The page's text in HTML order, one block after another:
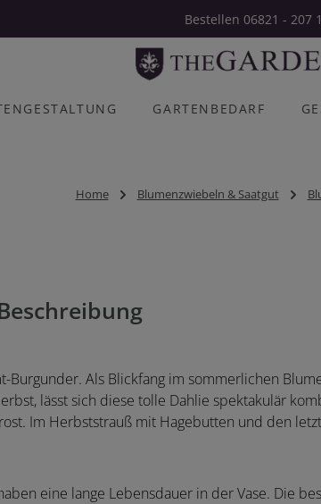
Bestellen 06821 - 207
GARTENBEDARF
Home Blumenzwiebeln & Saatgut
Als Blickfang im sommerlichen
lässt sich diese tolle Dahlie spektakulär
Im Herbststrauß mit Hagebutten und den
eine lange Lebensdauer in der Vase. Die